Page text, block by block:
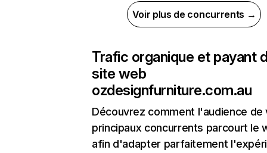
Voir plus de concurrents →
Trafic organique et payant
site web
ozdesignfurniture.com.au
Découvrez comment l'audience de
principaux concurrents parcourt le
afin d'adapter parfaitement